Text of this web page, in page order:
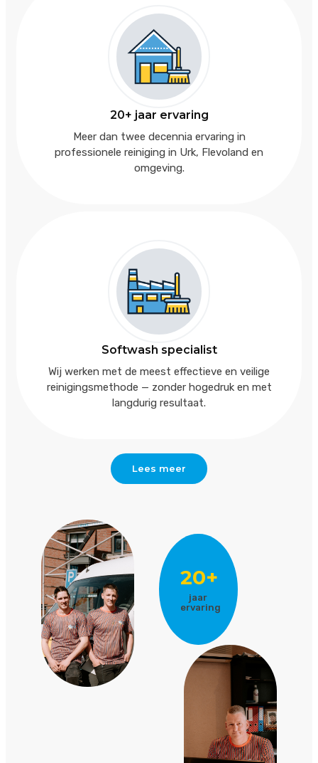
20+
jaar
ervaring
20+ jaar ervaring
Meer dan twee decennia ervaring in
professionele reiniging in Urk, Flevoland en
omgeving.
Softwash specialist
Wij werken met de meest effectieve en veilige
reinigingsmethode — zonder hogedruk en met
langdurig resultaat.
Lees meer